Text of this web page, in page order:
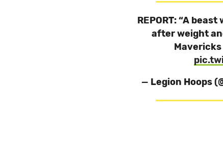
REPORT: “A
after weight
— Legion Hoops